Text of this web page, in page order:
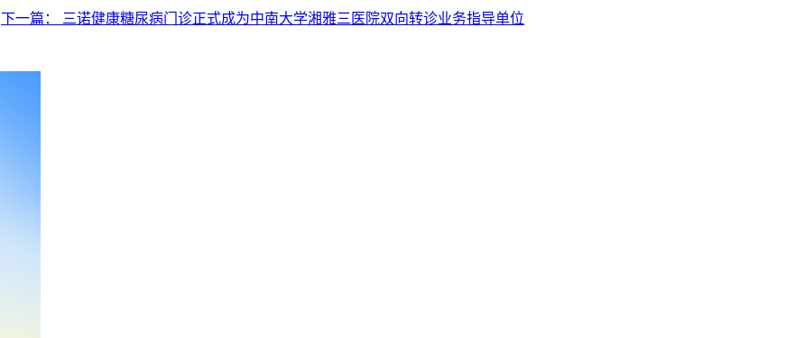
下一篇： 三诺健康糖尿病门诊正式成为中南大学湘雅三医院双向转诊业务指导单位